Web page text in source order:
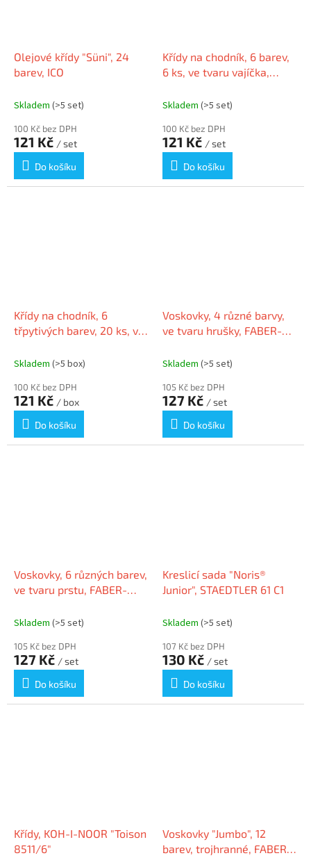
Olejové křídy "Süni", 24
barev, ICO
Skladem (>5 set)
100 Kč bez DPH
121 Kč / set
Do košíku
Křídy na chodník, 6 barev,
6 ks, ve tvaru vajíčka,
Skladem (>5 set)
100 Kč bez DPH
121 Kč / set
Do košíku
Křídy na chodník, 6
třpytivých barev, 20 ks, v
EBERHARD FABER 526520
Skladem (>5 box)
100 Kč bez DPH
121 Kč / box
Do košíku
Voskovky, 4 různé barvy,
ve tvaru hrušky, FABER-
Skladem (>5 set)
105 Kč bez DPH
127 Kč / set
Do košíku
Voskovky, 6 různých barev,
ve tvaru prstu, FABER-
Skladem (>5 set)
105 Kč bez DPH
127 Kč / set
Do košíku
Kreslicí sada "Noris®
Junior", STAEDTLER 61 C1
Skladem (>5 set)
107 Kč bez DPH
130 Kč / set
Do košíku
Křídy, KOH-I-NOOR "Toison
8511/6"
Voskovky "Jumbo", 12
barev, trojhranné, FABER-